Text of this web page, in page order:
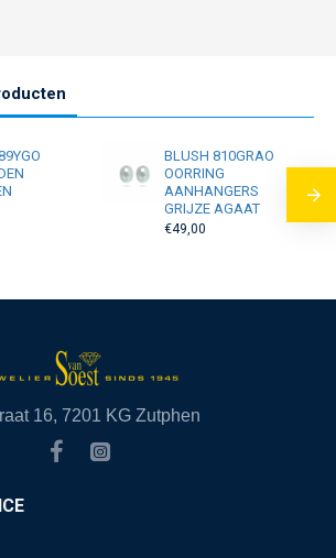
BLUSH 810GRAO
OORRING
AANHANGERS
GRIJZE AGAAT
€49,00
16, 7201 KG Zutphen